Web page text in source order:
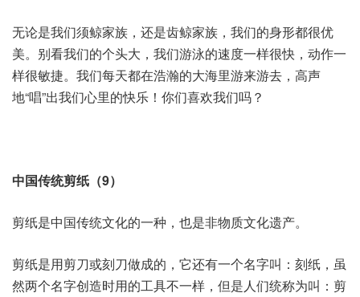
无论是我们须鲸家族，还是齿鲸家族，我们的身形都很优
美。别看我们的个头大，我们游泳的速度一样很快，动作一
样很敏捷。我们每天都在浩瀚的大海里游来游去，高声
地“唱”出我们心里的快乐！你们喜欢我们吗？
中国传统剪纸（9）
剪纸是中国传统文化的一种，也是非物质文化遗产。
剪纸是用剪刀或刻刀做成的，它还有一个名字叫：刻纸，虽
然两个名字创造时用的工具不一样，但是人们统称为叫：剪